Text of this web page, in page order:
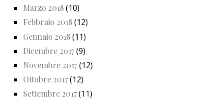
Marzo 2018(10)
Febbraio 2018(12)
Gennaio 2018(11)
Dicembre 2017(9)
Novembre 2017(12)
Ottobre 2017(12)
Settembre 2017(11)